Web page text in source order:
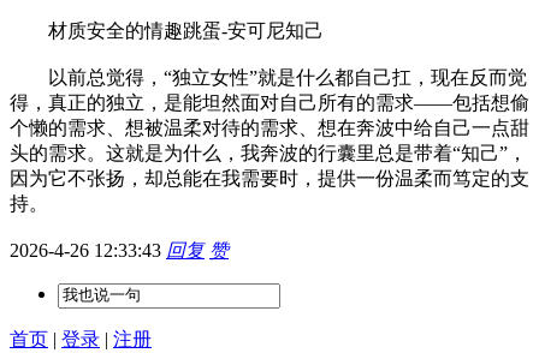
材质安全的情趣跳蛋-安可尼知己
以前总觉得，“独立女性”就是什么都自己扛，现在反而觉
得，真正的独立，是能坦然面对自己所有的需求——包括想偷
个懒的需求、想被温柔对待的需求、想在奔波中给自己一点甜
头的需求。这就是为什么，我奔波的行囊里总是带着“知己”，
因为它不张扬，却总能在我需要时，提供一份温柔而笃定的支
持。
2026-4-26 12:33:43 回复 赞
首页 | 登录 | 注册